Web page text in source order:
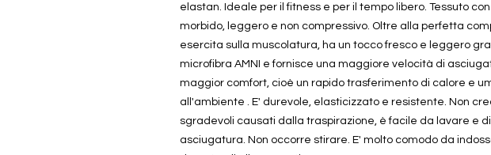
elastan. Ideale per il fitness e per il tempo libero. Tessuto con
morbido, leggero e non compressivo. Oltre alla perfetta
esercita sulla muscolatura, ha un tocco fresco e leggero
microfibra AMNI e fornisce una maggiore velocità di
maggior comfort, cioè un rapido trasferimento di calore e
all'ambiente . E' durevole, elasticizzato e resistente. Non
sgradevoli causati dalla traspirazione, è facile da lavare e
asciugatura. Non occorre stirare. E' molto comodo da